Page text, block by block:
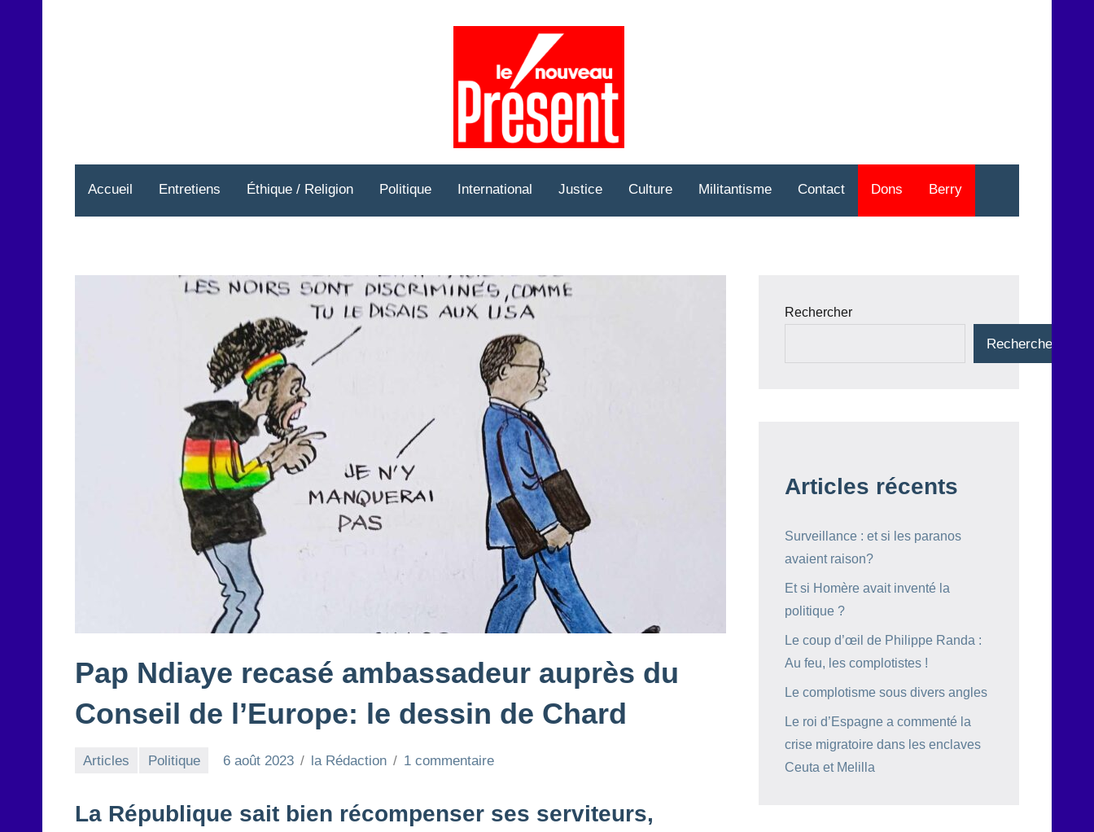
Accueil Entretiens Éthique / Religion Politique International Justice Culture Militantisme Contact Dons Berry
Pap Ndiaye recasé ambassadeur auprès du
Conseil de l’Europe: le dessin de Chard
Articles Politique 6 août 2023 la Rédaction 1 commentaire
La République sait bien récompenser ses serviteurs,
Rechercher
Rechercher
Articles récents
Surveillance : et si les paranos
avaient raison?
Et si Homère avait inventé la
politique ?
Le coup d’œil de Philippe Randa :
Au feu, les complotistes !
Le complotisme sous divers angles
Le roi d’Espagne a commenté la
crise migratoire dans les enclaves
Ceuta et Melilla